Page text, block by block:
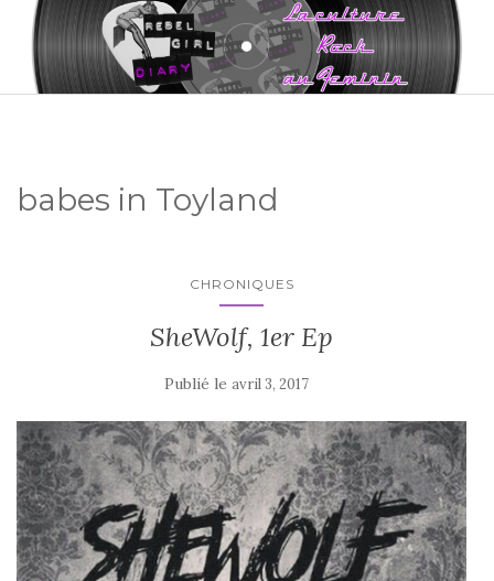
babes in Toyland
CHRONIQUES
SheWolf, 1er Ep
Publié le avril 3, 2017